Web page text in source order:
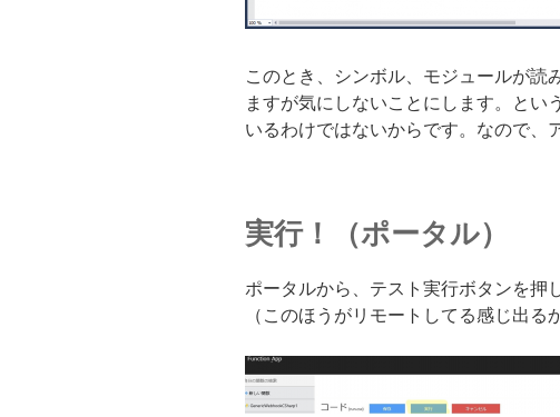
このとき、シンボル、モジュールが読
ますが気にしないことにします。とい
いるわけではないからです。なので、
実行！（ポータル）
ポータルから、テスト実行ボタンを押
（このほうがリモートしてる感じ出る